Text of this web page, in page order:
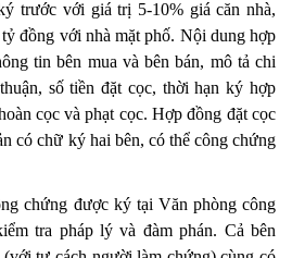
trước với giá trị 5-10% giá căn nhà,
đồng với nhà mặt phố. Nội dung hợp
tin bên mua và bên bán, mô tả chi
số tiền đặt cọc, thời hạn ký hợp
cọc và phạt cọc. Hợp đồng đặt cọc
có chữ ký hai bên, có thể công chứng
chứng được ký tại Văn phòng công
tra pháp lý và đàm phán. Cả bên